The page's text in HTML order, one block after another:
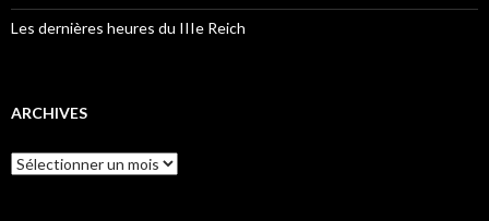
Les dernières heures du IIIe Reich
ARCHIVES
A
r